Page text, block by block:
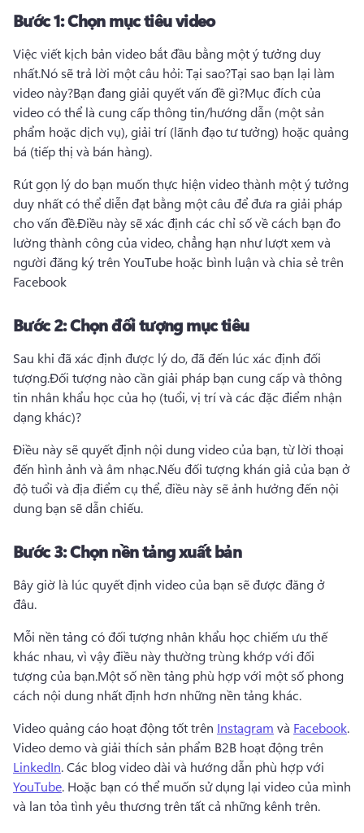
Bước 1:Chọn mục tiêu video
Việc viết kịch bản video bắt đầu bằng một ý tưởng duy
nhất.Nó sẽ trả lời một câu hỏi: Tại sao?Tại sao bạn lại làm
video này?Bạn đang giải quyết vấn đề gì?Mục đích của
video có thể là cung cấp thông tin/hướng dẫn (một sản
phẩm hoặc dịch vụ), giải trí (lãnh đạo tư tưởng) hoặc quảng
bá (tiếp thị và bán hàng).
Rút gọn lý do bạn muốn thực hiện video thành một ý tưởng
duy nhất có thể diễn đạt bằng một câu để đưa ra giải pháp
cho vấn đề.Điều này sẽ xác định các chỉ số về cách bạn đo
lường thành công của video, chẳng hạn như lượt xem và
người đăng ký trên YouTube hoặc bình luận và chia sẻ trên
Facebook
Bước 2:Chọn đối tượng mục tiêu
Sau khi đã xác định được lý do, đã đến lúc xác định đối
tượng.Đối tượng nào cần giải pháp bạn cung cấp và thông
tin nhân khẩu học của họ (tuổi, vị trí và các đặc điểm nhận
dạng khác)?
Điều này sẽ quyết định nội dung video của bạn, từ lời thoại
đến hình ảnh và âm nhạc.Nếu đối tượng khán giả của bạn ở
độ tuổi và địa điểm cụ thể, điều này sẽ ảnh hưởng đến nội
dung bạn sẽ dẫn chiếu.
Bước 3:Chọn nền tảng xuất bản
Bây giờ là lúc quyết định video của bạn sẽ được đăng ở
đâu.
Mỗi nền tảng có đối tượng nhân khẩu học chiếm ưu thế
khác nhau, vì vậy điều này thường trùng khớp với đối
tượng của bạn.Một số nền tảng phù hợp với một số phong
cách nội dung nhất định hơn những nền tảng khác.
Video quảng cáo hoạt động tốt trên Instagram và Facebook
Video demo và giải thích sản phẩm B2B hoạt động trên
LinkedIn. Các blog video dài và hướng dẫn phù hợp với
YouTube. Hoặc bạn có thể muốn sử dụng lại video của mình
và lan tỏa tình yêu thương trên tất cả những kênh trên.